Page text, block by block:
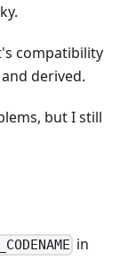
compatibility
derived.
but I still
in